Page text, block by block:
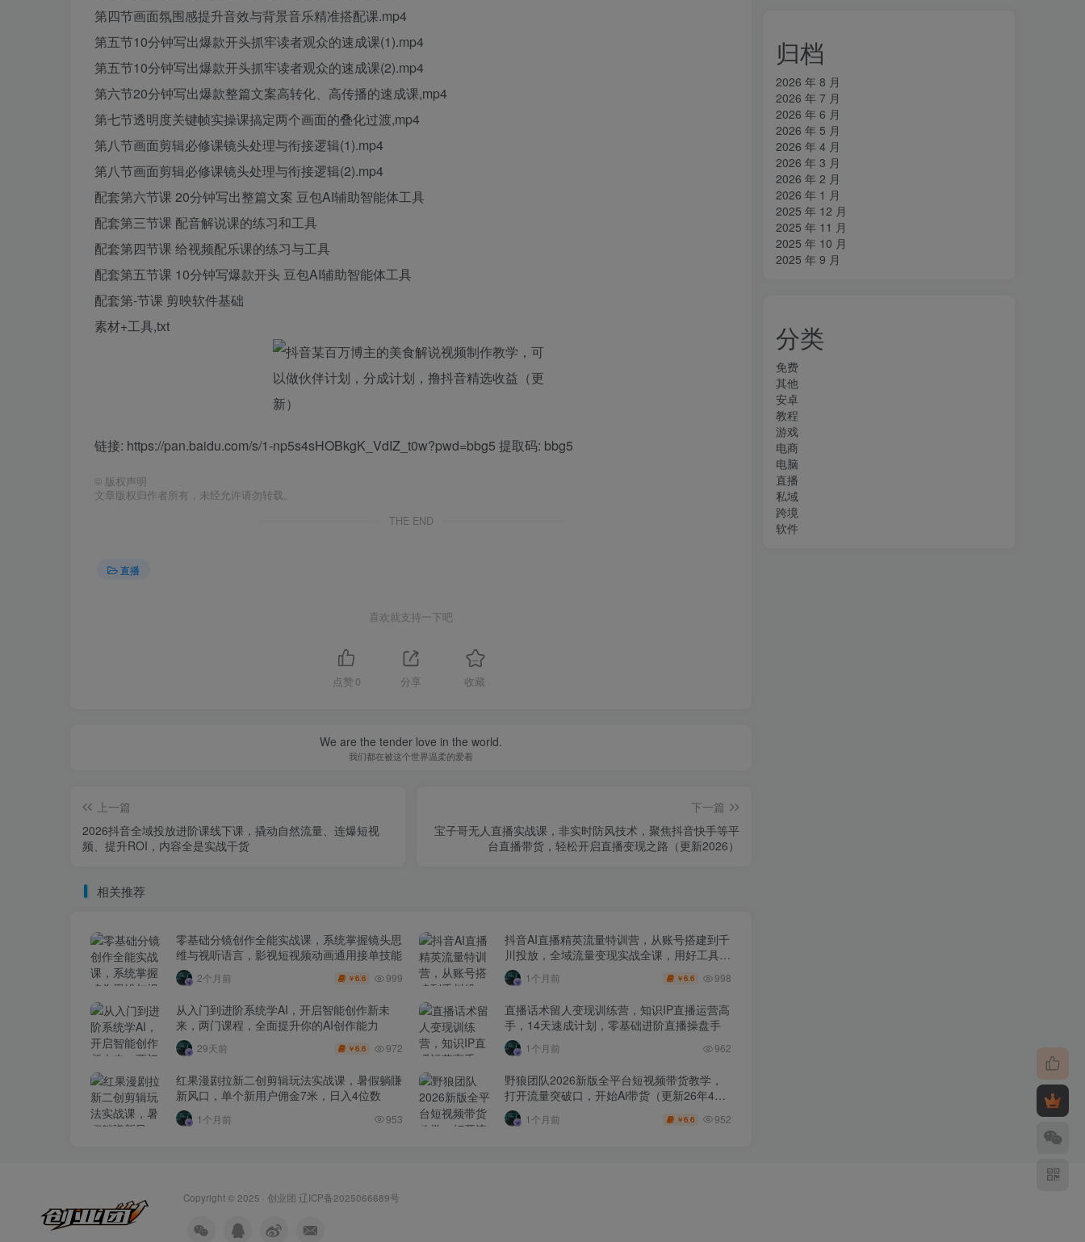
第四节画面氛围感提升音效与背景音乐精准搭配课.mp4
第五节10分钟写出爆款开头抓牢读者观众的速成课(1).mp4
第五节10分钟写出爆款开头抓牢读者观众的速成课(2).mp4
第六节20分钟写出爆款整篇文案高转化、高传播的速成课,mp4
第七节透明度关键帧实操课搞定两个画面的叠化过渡,mp4
第八节画面剪辑必修课镜头处理与衔接逻辑(1).mp4
第八节画面剪辑必修课镜头处理与衔接逻辑(2).mp4
配套第六节课 20分钟写出整篇文案 豆包AI辅助智能体工具
配套第三节课 配音解说课的练习和工具
配套第四节课 给视频配乐课的练习与工具
配套第五节课 10分钟写爆款开头 豆包AI辅助智能体工具
配套第-节课 剪映软件基础
素材+工具,txt
链接: https://pan.baidu.com/s/1-np5s4sHOBkgK_VdIZ_t0w?pwd=bbg5 提取码: bbg5
© 版权声明
文章版权归作者所有，未经允许请勿转载。
THE END
直播
喜欢就支持一下吧
点赞 0 分享 收藏
We are the tender love in the world.
我们都在被这个世界温柔的爱着
上一篇
2026抖音全域投‮进放‬阶课线下课，撬‮自动‬然流量、连‮短爆‬视
频、提升ROI，内容全‮实是‬战干货
下一篇
宝子哥无人直播实战课，非实时防风技术，聚焦抖音快手等平
台直播带货，轻松开启直播变现之路（更新2026）
相关推荐
零基础分镜创作全能实战课，系统掌握镜头思
维与视听语言，影视短视频动画通用接单技能
2个月前 ￥6.6 999
抖音AI直播精英流量特训营，从账号搭建到千
川投放，全域流量变现实战全课，用好工具让
賺钱更简单
1个月前 ￥6.6 998
从入门到进阶系统学AI，开启智能创作新未
来，两门课程，全面提升你的AI创作能力
29天前 ￥6.6 972
直播话术留人变现训练营，知识IP直播运营高
手，14天速成计划，零基础进阶直播操盘手
1个月前 962
红果漫剧拉新二创剪辑玩法实战课，暑假躺賺
新风口，单个新用户佣金7米，日入4位数
1个月前 953
野狼团队2026新版全平台短视频带货教学，
打开流量突破口，开始Ai带货（更新26年4月
25日）
1个月前 ￥6.6 952
归档
2026 年 8 月
2026 年 7 月
2026 年 6 月
2026 年 5 月
2026 年 4 月
2026 年 3 月
2026 年 2 月
2026 年 1 月
2025 年 12 月
2025 年 11 月
2025 年 10 月
2025 年 9 月
分类
免费
其他
安卓
教程
游戏
电商
电脑
直播
私域
跨境
软件
Copyright © 2025 · 创业团 辽ICP备2025066689号